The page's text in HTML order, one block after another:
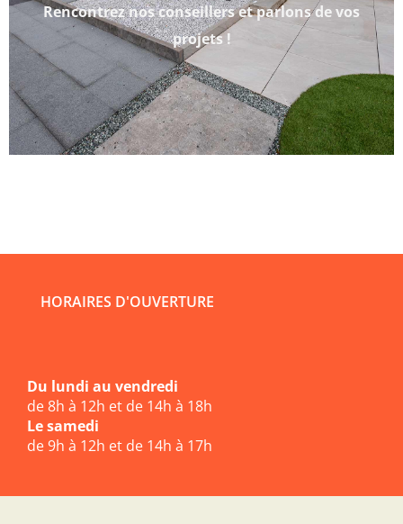
Rencontrez nos conseillers et parlons de vos
projets !
HORAIRES D'OUVERTURE
Du lundi au vendredi
de 8h à 12h et de 14h à 18h
Le samedi
de 9h à 12h et de 14h à 17h